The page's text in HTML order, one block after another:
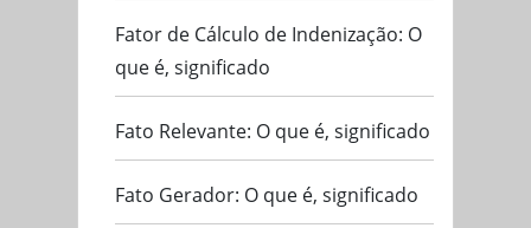
Fator de Cálculo de Indenização: O
que é, significado
Fato Relevante: O que é, significado
Fato Gerador: O que é, significado